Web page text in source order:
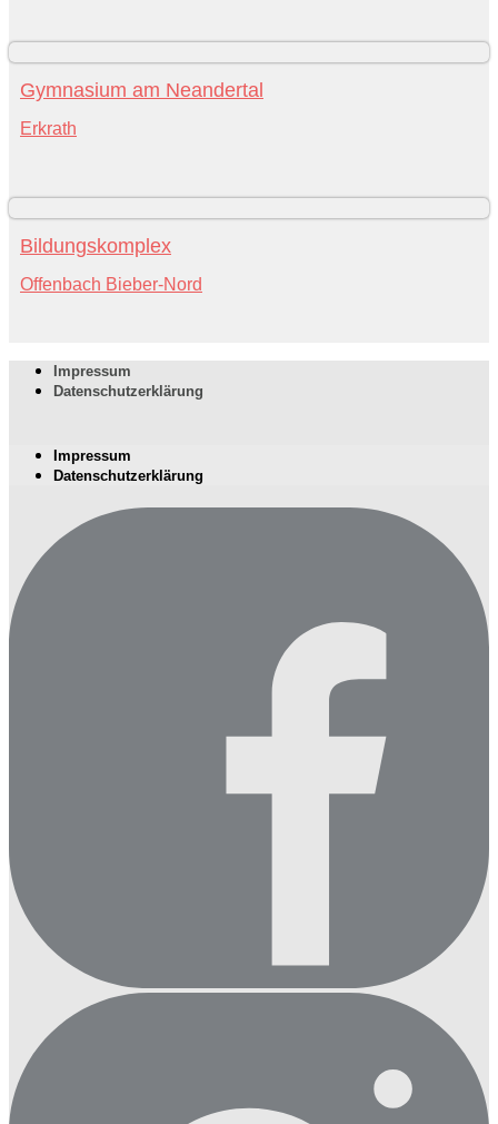
Gymnasium am Neandertal
Erkrath
Bildungskomplex
Offenbach Bieber-Nord
Impressum
Datenschutzerklärung
Impressum
Datenschutzerklärung